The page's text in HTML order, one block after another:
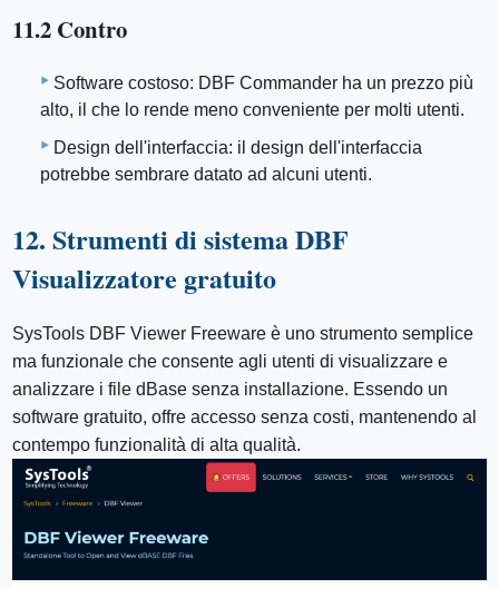
11.2 Contro
Software costoso: DBF Commander ha un prezzo più
alto, il che lo rende meno conveniente per molti utenti.
Design dell'interfaccia: il design dell'interfaccia
potrebbe sembrare datato ad alcuni utenti.
12. Strumenti di sistema DBF
Visualizzatore gratuito
SysTools DBF Viewer Freeware è uno strumento semplice
ma funzionale che consente agli utenti di visualizzare e
analizzare i file dBase senza installazione. Essendo un
software gratuito, offre accesso senza costi, mantenendo al
contempo funzionalità di alta qualità.